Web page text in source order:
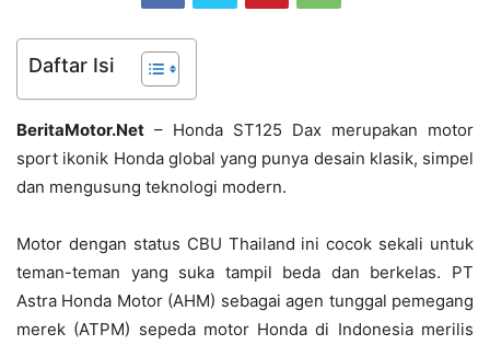
Daftar Isi
BeritaMotor.Net – Honda ST125 Dax merupakan motor
sport ikonik Honda global yang punya desain klasik, simpel
dan mengusung teknologi modern.
Motor dengan status CBU Thailand ini cocok sekali untuk
teman-teman yang suka tampil beda dan berkelas. PT
Astra Honda Motor (AHM) sebagai agen tunggal pemegang
merek (ATPM) sepeda motor Honda di Indonesia merilis